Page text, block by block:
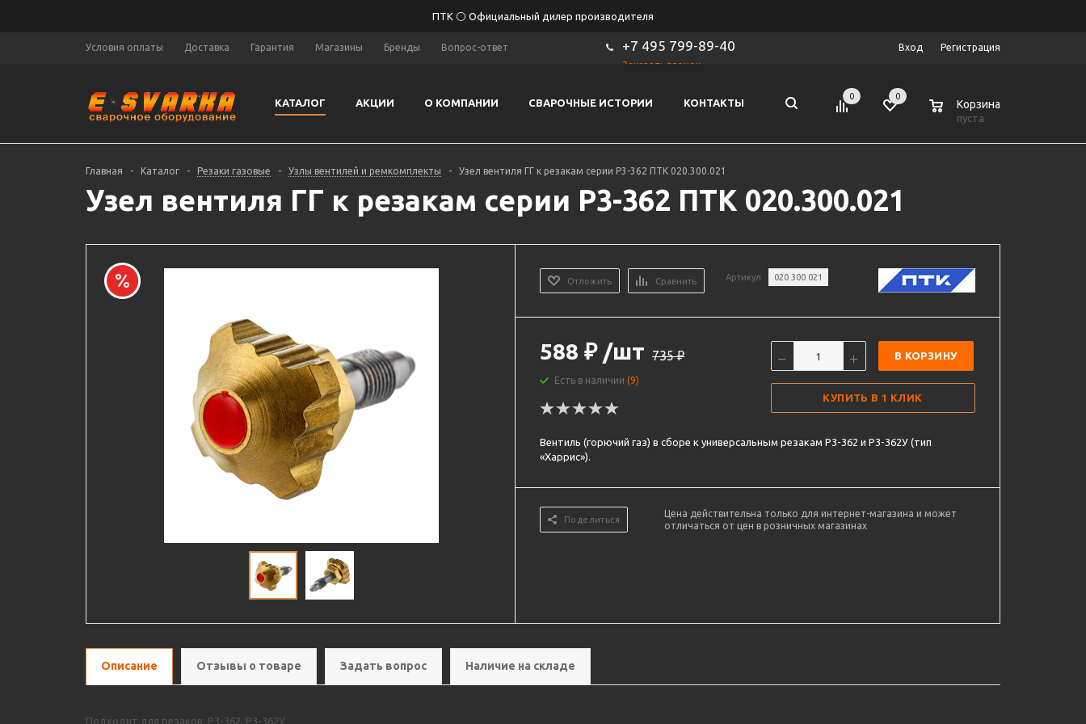
ПТК ⚪ Официальный дилер производителя
Условия оплаты Доставка Гарантия Магазины Бренды Вопрос-ответ +7 495 799-89-40
Заказать звонок
Вход Регистрация
КАТАЛОГ АКЦИИ О КОМПАНИИ СВАРОЧНЫЕ ИСТОРИИ КОНТАКТЫ
0 0
Корзина
пуста
Главная - Каталог - Резаки газовые - Узлы вентилей и ремкомплекты - Узел вентиля ГГ к резакам серии Р3-362 ПТК 020.300.021
Узел вентиля ГГ к резакам серии Р3-362 ПТК 020.300.021
Отложить Сравнить Артикул 020.300.021
588 ₽ /шт 735₽
Есть в наличии(9)
В КОРЗИНУ
КУПИТЬ В 1 КЛИК
Вентиль (горючий газ) в сборе к универсальным резакам Р3-362 и Р3-362У (тип
«Харрис»).
Поделиться
Цена действительна только для интернет-магазина и может
отличаться от цен в розничных магазинах
Описание Отзывы о товаре Задать вопрос Наличие на складе
Подходит для резаков: Р3-362, Р3-362У